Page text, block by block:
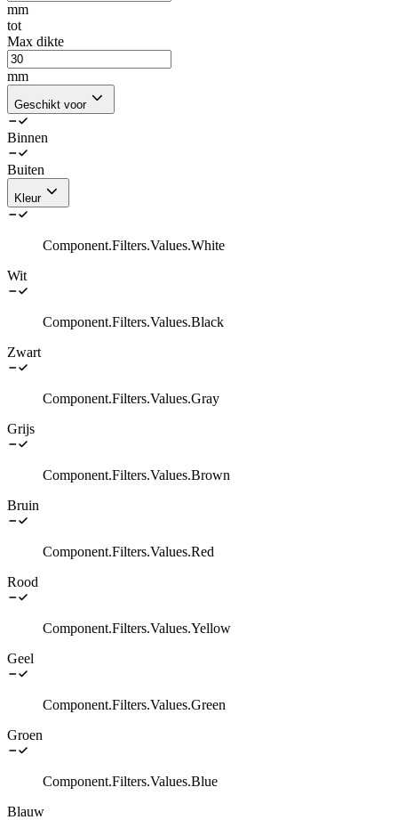
mm
tot
Max dikte
mm
Geschikt voor
Binnen
Buiten
Kleur
Component.Filters.Values.White
Wit
Component.Filters.Values.Black
Zwart
Component.Filters.Values.Gray
Grijs
Component.Filters.Values.Brown
Bruin
Component.Filters.Values.Red
Rood
Component.Filters.Values.Yellow
Geel
Component.Filters.Values.Green
Groen
Component.Filters.Values.Blue
Blauw